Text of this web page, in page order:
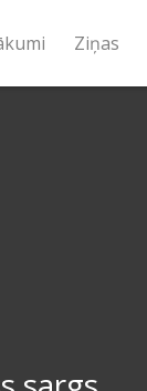
Ziņas